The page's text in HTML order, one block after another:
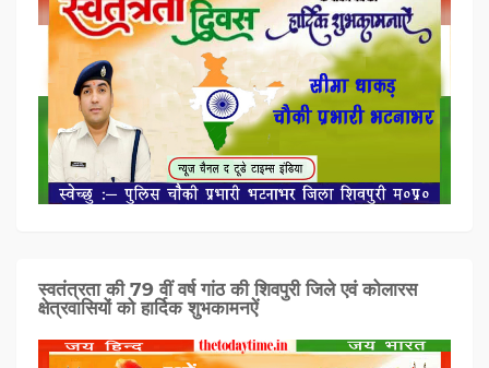
स्वतंत्रता की 79 वीं वर्ष गांठ की शिवपुरी जिले एवं कोलारस
क्षेत्रवासियों को हार्दिक शुभकामनऐं